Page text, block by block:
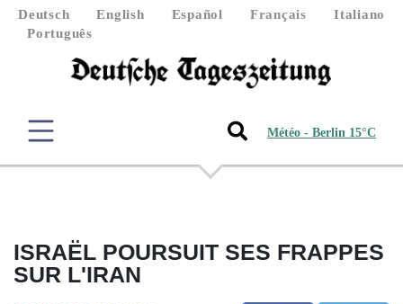
Deutsch English Español Français
Italiano
Português
Météo - Berlin 15°C
ISRAËL POURSUIT SES FRAPPES
SUR L'IRAN